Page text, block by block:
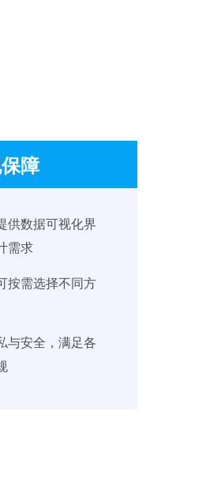
障
供数据可视化界
需求
按需选择不同方
与安全，满足各